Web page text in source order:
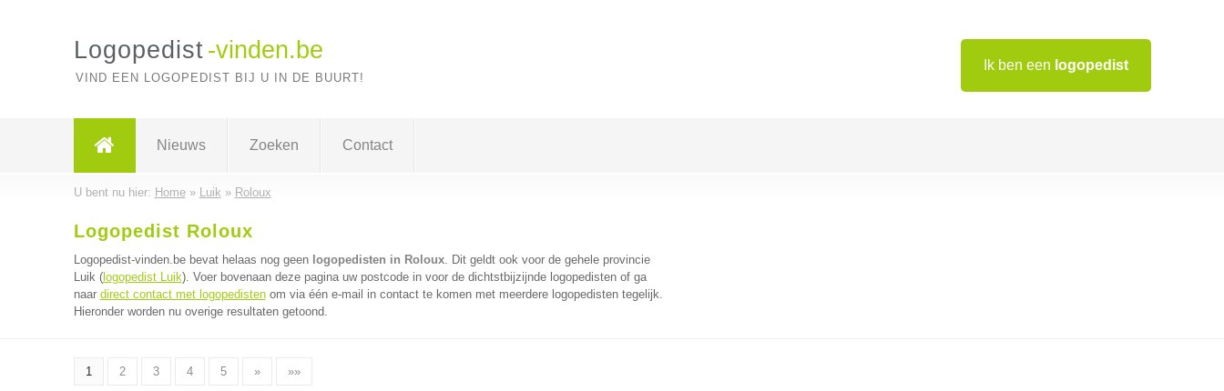
Ik ben een logopedist
Logopedist -vinden.be
VIND EEN LOGOPEDIST BIJ U IN DE BUURT!
Nieuws Zoeken Contact
U bent nu hier: Home» Luik » Roloux
Logopedist Roloux
Logopedist-vinden.be bevat helaas nog geen logopedisten in Roloux. Dit geldt ook voor de gehele provincie
Luik (logopedist Luik). Voer bovenaan deze pagina uw postcode in voor de dichtstbijzijnde logopedisten of ga
naar direct contact met logopedistenom via één e-mail in contact te komen met meerdere logopedisten tegelijk.
Hieronder worden nu overige resultaten getoond.
1 2 3 4 5 » »»